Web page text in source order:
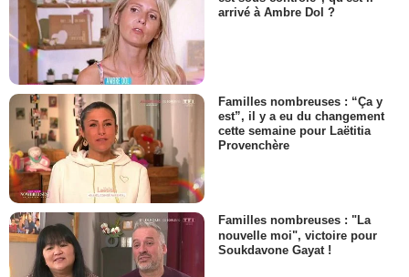
arrivé à Ambre Dol ?
Familles nombreuses : “Ça y
est”, il y a eu du changement
cette semaine pour Laëtitia
Provenchère
Familles nombreuses : "La
nouvelle moi", victoire pour
Soukdavone Gayat !